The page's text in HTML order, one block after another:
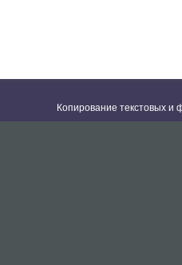
Копирование текстовых